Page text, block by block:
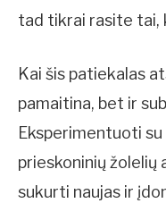
tad tikrai rasite tai,
Kai šis patiekalas
pamaitina, bet ir
Eksperimentuoti
prieskoninių žolelių
sukurti naujas ir